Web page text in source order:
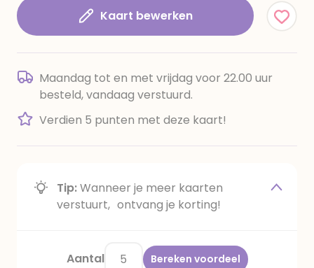
Kaart bewerken
Maandag tot en met vrijdag voor 22.00 uur
besteld, vandaag verstuurd.
Verdien 5 punten met deze kaart!
Tip:Wanneer je meer kaarten
verstuurt, ontvang je korting!
Aantal Bereken voordeel